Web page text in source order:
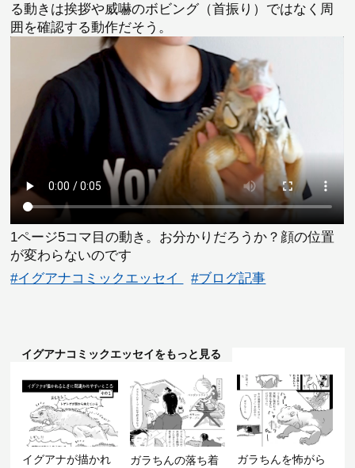
る動きは挨拶や威嚇のボビング（首振り）ではなく周
囲を確認する動作だそう。
1ページ5コマ目の動き。お分かりだろうか？顔の位置
が変わらないのです
#イグアナコミックエッセイ
#ブログ記事
イグアナコミックエッセイをもっと見る
イグアナが描かれ
ガラちんの落ち着
ガラちんを怖がら